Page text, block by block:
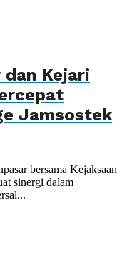
dan Kejari
Jamsostek
bersama Kejaksaan
sinergi dalam